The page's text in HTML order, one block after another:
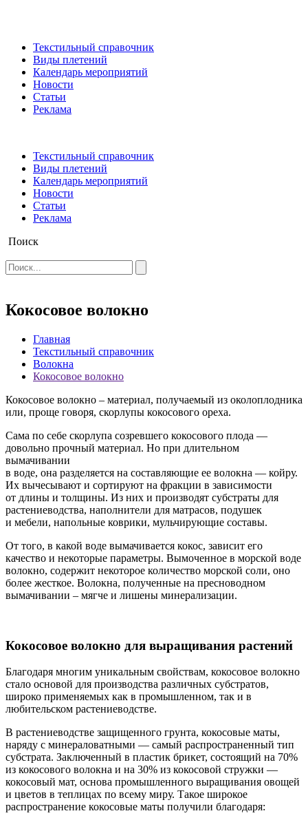
Текстильный справочник
Виды плетений
Календарь мероприятий
Новости
Статьи
Реклама
Текстильный справочник
Виды плетений
Календарь мероприятий
Новости
Статьи
Реклама
Поиск
Кокосовое волокно
Главная
Текстильный справочник
Волокна
Кокосовое волокно
Кокосовое волокно – материал, получаемый из околоплодника
или, проще говоря, скорлупы кокосового ореха.
Сама по себе скорлупа созревшего кокосового плода —
довольно прочный материал. Но при длительном
вымачивании
в воде, она разделяется на составляющие ее волокна — койру.
Их вычесывают и сортируют на фракции в зависимости
от длины и толщины. Из них и производят субстраты для
растениеводства, наполнители для матрасов, подушек
и мебели, напольные коврики, мульчирующие составы.
От того, в какой воде вымачивается кокос, зависит его
качество и некоторые параметры. Вымоченное в морской воде
волокно, содержит некоторое количество морской соли, оно
более жесткое. Волокна, полученные на пресноводном
вымачивании – мягче и лишены минерализации.
Кокосовое волокно для выращивания растений
Благодаря многим уникальным свойствам, кокосовое волокно
стало основой для производства различных субстратов,
широко применяемых как в промышленном, так и в
любительском растениеводстве.
В растениеводстве защищенного грунта, кокосовые маты,
наряду с минераловатными — самый распространенный тип
субстрата. Заключенный в пластик брикет, состоящий на 70%
из кокосового волокна и на 30% из кокосовой стружки —
кокосовый мат, основа промышленного выращивания овощей
и цветов в теплицах по всему миру. Такое широкое
распространение кокосовые маты получили благодаря: